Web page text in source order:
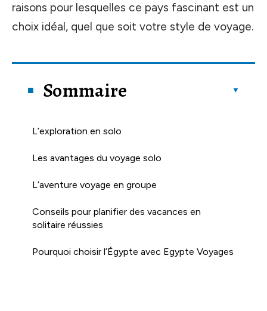
raisons pour lesquelles ce pays fascinant est un
choix idéal, quel que soit votre style de voyage.
Sommaire
L’exploration en solo
Les avantages du voyage solo
L’aventure voyage en groupe
Conseils pour planifier des vacances en
solitaire réussies
Pourquoi choisir l’Égypte avec Egypte Voyages